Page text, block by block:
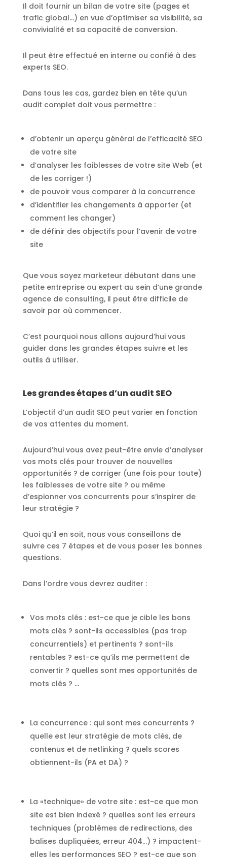
Il doit fournir un bilan de votre site (pages et
trafic global…) en vue d’optimiser sa visibilité, sa
convivialité et sa capacité de conversion.
Il peut être effectué en interne ou confié à des
experts SEO.
Dans tous les cas, gardez bien en tête qu’un
audit complet doit vous permettre :
d’obtenir un aperçu général de l’efficacité SEO
de votre site
d’analyser les faiblesses de votre site Web (et
de les corriger !)
de pouvoir vous comparer à la concurrence
d’identifier les changements à apporter (et
comment les changer)
de définir des objectifs pour l’avenir de votre
site
Que vous soyez marketeur débutant dans une
petite entreprise ou expert au sein d’une grande
agence de consulting, il peut être difficile de
savoir par où commencer.
C’est pourquoi nous allons aujourd’hui vous
guider dans les grandes étapes suivre et les
outils à utiliser.
Les grandes étapes d’un audit SEO
L’objectif d’un audit SEO peut varier en fonction
de vos attentes du moment.
Aujourd’hui vous avez peut-être envie d’analyser
vos mots clés pour trouver de nouvelles
opportunités ? de corriger (une fois pour toute)
les faiblesses de votre site ? ou même
d’espionner vos concurrents pour s’inspirer de
leur stratégie ?
Quoi qu’il en soit, nous vous conseillons de
suivre ces 7 étapes et de vous poser les bonnes
questions.
Dans l’ordre vous devrez auditer :
Vos mots clés : est-ce que je cible les bons
mots clés ? sont-ils accessibles (pas trop
concurrentiels) et pertinents ? sont-ils
rentables ? est-ce qu’ils me permettent de
convertir ? quelles sont mes opportunités de
mots clés ? …
La concurrence : qui sont mes concurrents ?
quelle est leur stratégie de mots clés, de
contenus et de netlinking ? quels scores
obtiennent-ils (PA et DA) ?
La «technique» de votre site : est-ce que mon
site est bien indexé ? quelles sont les erreurs
techniques (problèmes de redirections, des
balises dupliquées, erreur 404…) ? impactent-
elles les performances SEO ? est-ce que son